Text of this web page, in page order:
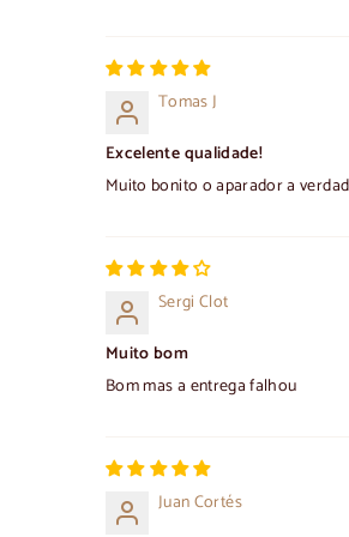
Tomas J
Excelente qualidade!
Muito bonito o aparador a
Sergi Clot
Muito bom
Bom mas a entrega falhou
Juan Cortés